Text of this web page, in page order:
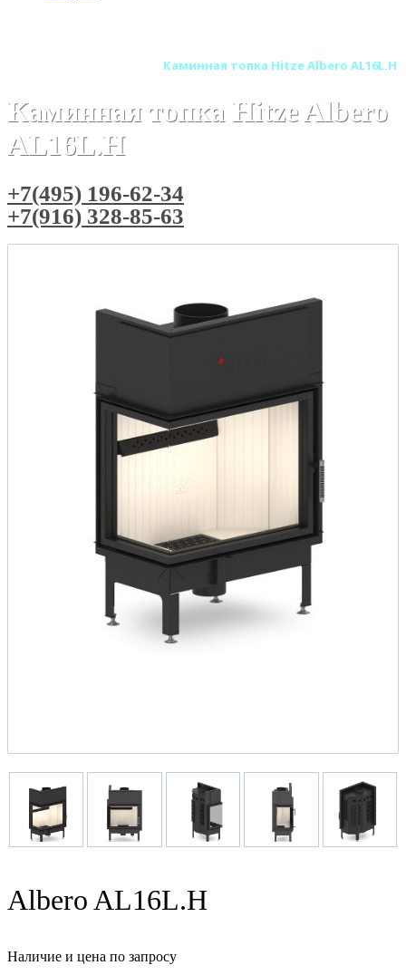
Каминная топка Hitze Albero AL16L.H
Каминная топка Hitze Albero
AL16L.H
+7(495) 196-62-34
+7(916) 328-85-63
Albero AL16L.H
Наличие и цена по запросу